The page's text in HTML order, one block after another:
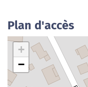
Plan d'accès
+
−